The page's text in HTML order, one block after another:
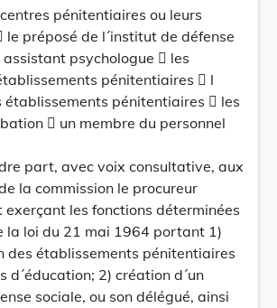
pénitentiaires ou leurs
le préposé de l´institut de défense
assistant psychologue  les
pénitentiaires  l
établissements pénitentiaires  les
 un membre du personnel
part, avec voix consultative, aux
la commission le procureur
exerçant les fonctions déterminées
la loi du 21 mai 1964 portant 1)
des établissements pénitentiaires
d´éducation; 2) création d´un
sociale, ou son délégué, ainsi